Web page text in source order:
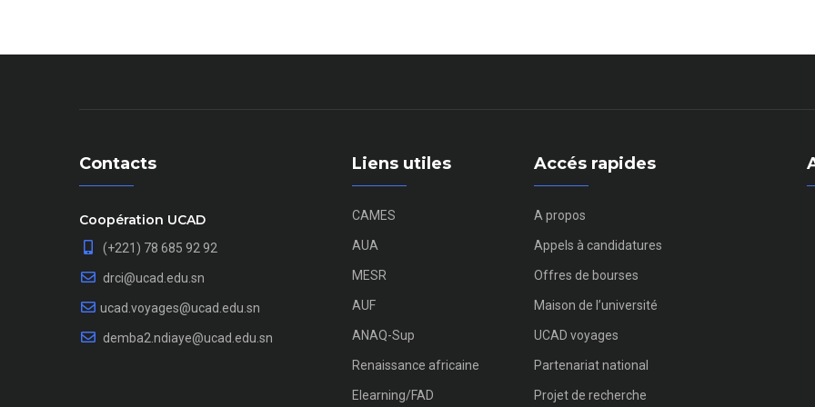
Contacts
Coopération UCAD
(+221) 78 685 92 92
drci@ucad.edu.sn
ucad.voyages@ucad.edu.sn
demba2.ndiaye@ucad.edu.sn
Liens utiles
CAMES
AUA
MESR
AUF
ANAQ-Sup
Renaissance africaine
Elearning/FAD
Accés rapides
A propos
Appels à candidatures
Offres de bourses
Maison de l’université
UCAD voyages
Partenariat national
Projet de recherche